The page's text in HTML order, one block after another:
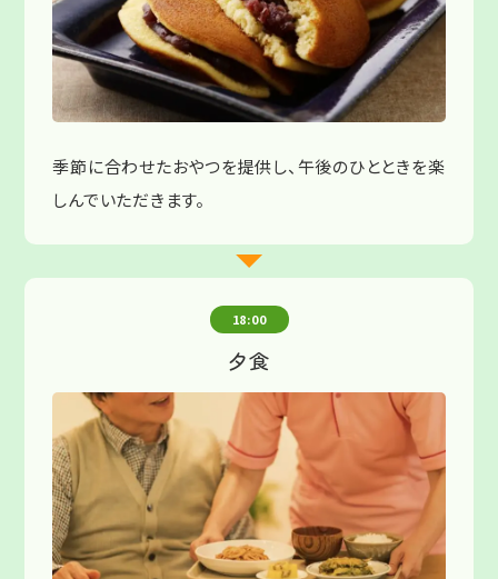
季節に合わせたおやつを提供し、午後のひとときを楽
しんでいただきます。
18:00
夕食